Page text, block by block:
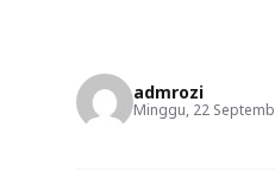
admrozi
Minggu, 22